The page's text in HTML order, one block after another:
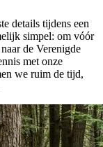
details tijdens een
simpel: om vóór
de Verenigde
met onze
we ruim de tijd,